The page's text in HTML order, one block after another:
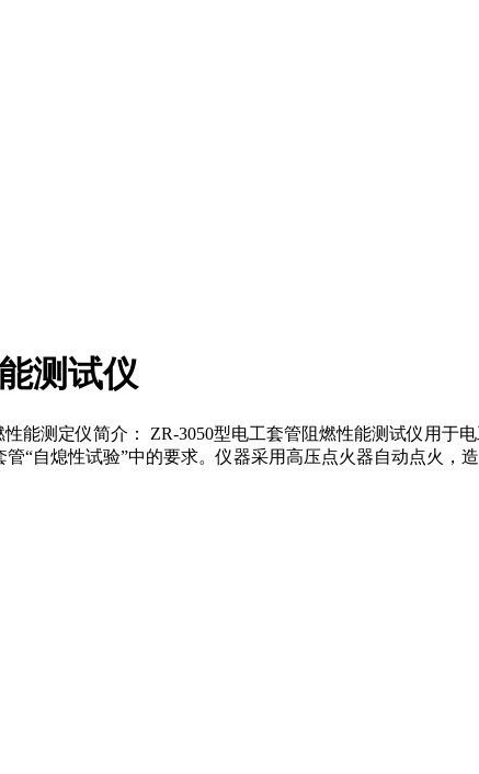
测试仪
能测定仪简介： ZR-3050型电工套管阻燃性能测试仪用于
“自熄性试验”中的要求。仪器采用高压点火器自动点火，